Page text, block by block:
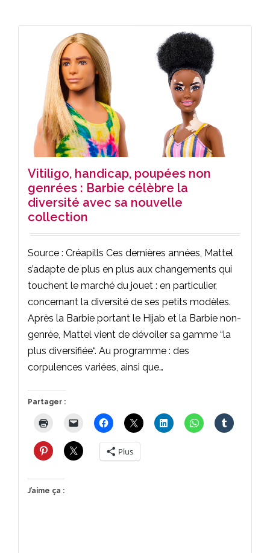
Vitiligo, handicap, poupées non
genrées : Barbie célèbre la
diversité avec sa nouvelle
collection
Source : Créapills Ces dernières années, Mattel
s’adapte de plus en plus aux changements qui
touchent le marché du jouet : en particulier,
concernant la diversité de ses petits modèles.
Après la Barbie portant le Hijab et la Barbie non-
genrée, Mattel vient de dévoiler sa gamme “la
plus diversifiée“. Au programme : des
corpulences variées, ainsi que…
Partager :
Plus
J’aime ça :